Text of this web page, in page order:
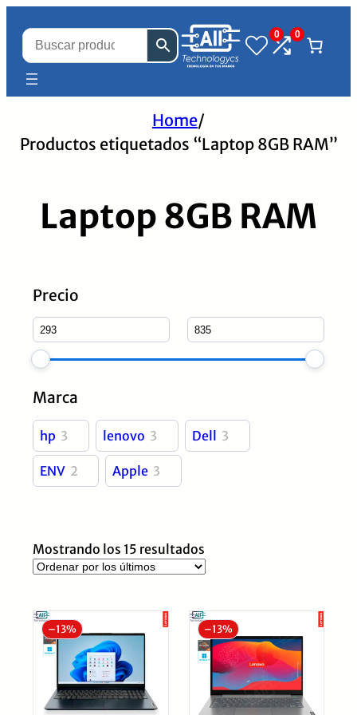
0 0
Home/
Productos etiquetados “Laptop 8GB RAM”
Laptop 8GB RAM
Precio
Marca
hp 3 lenovo 3 Dell 3
ENV 2 Apple 3
Mostrando los 15 resultados
–13% –13%